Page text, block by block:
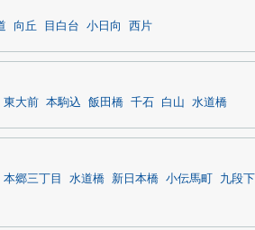
向丘 目白台 小日向 西片
東大前 本駒込 飯田橋 千石 白山 水道橋
本郷三丁目 水道橋 新日本橋 小伝馬町 九段下